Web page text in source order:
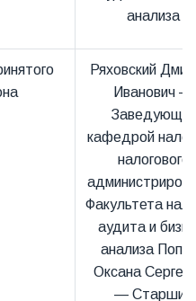
анализа
Ряховский
Иванович —
Заведующий
кафедрой
налогового
Факультета
аудита и
анализа
Оксана
— Старший